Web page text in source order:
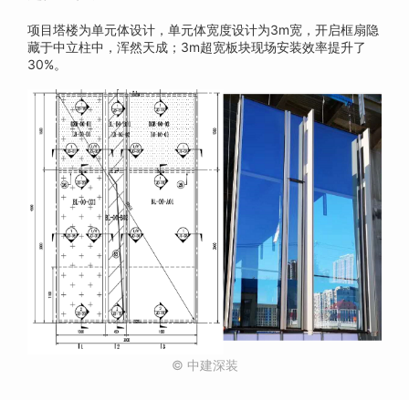
项目塔楼为单元体设计，单元体宽度设计为3m宽，开启框扇隐
藏于中立柱中，浑然天成；3m超宽板块现场安装效率提升了
30%。
© 中建深装